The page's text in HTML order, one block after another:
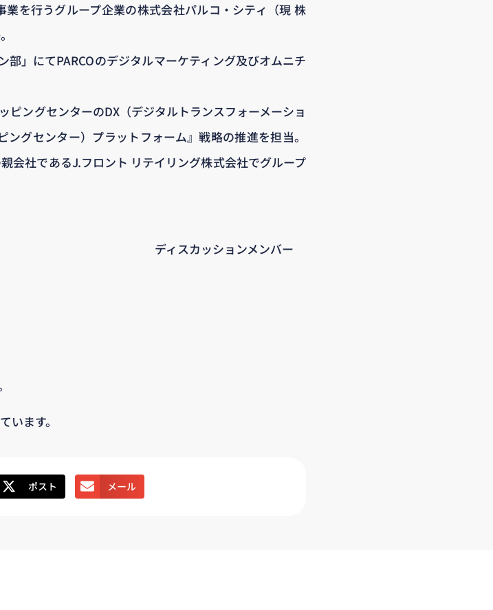
を行うグループ企業の株式会社パルコ・シティ（現 株
」にてPARCOのデジタルマーケティング及びオムニチ
ピングセンターのDX（デジタルトランスフォーメーショ
グセンター）プラットフォーム』戦略の推進を担当。
会社であるJ.フロント リテイリング株式会社でグループ
ディスカッションメンバー
います。
ポスト メール